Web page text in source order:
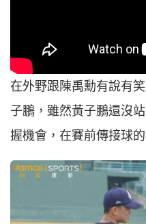
在外野跟陳禹勳有說有
子鵬，雖然黃子鵬還沒
握機會，在賽前傳接球